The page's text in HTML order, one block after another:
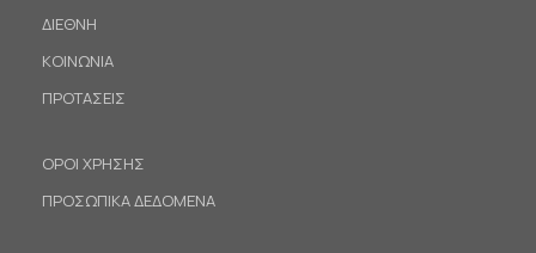
ΔΙΕΘΝΗ
ΚΟΙΝΩΝΙΑ
ΠΡΟΤΑΣΕΙΣ
ΟΡΟΙ ΧΡΗΣΗΣ
ΠΡΟΣΩΠΙΚΑ ΔΕΔΟΜΕΝΑ